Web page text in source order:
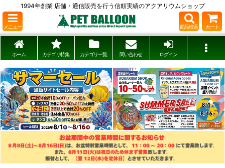
1994年創業 店舗・通信販売を行う信頼実績のアクアリウムショップ
メニュー 商品検索 カート
ホーム カテゴリ特集 カテゴリ一覧 問い合わせ ログイン